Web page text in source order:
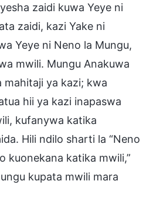
zaidi kuwa Yeye ni
zaidi, kazi Yake ni
Yeye ni Neno la Mungu,
mwili. Mungu Anakuwa
mahitaji ya kazi; kwa
hii ya kazi inapaswa
kufanywa katika
Hili ndilo sharti la “Neno
kuonekana katika mwili,”
kupata mwili mara